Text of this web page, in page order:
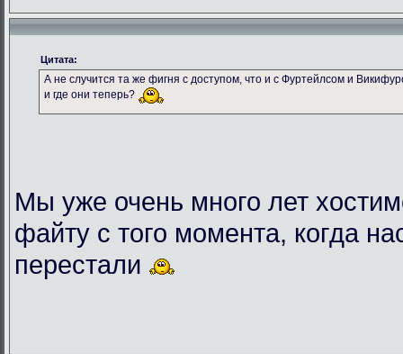
Цитата:
А не случится та же фигня с доступом, что и с Фуртейлсом и
и где они теперь?
Мы уже очень много лет
файту с того момента, когда
перестали